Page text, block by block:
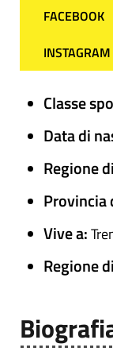
FACEBOOK
INSTAGRAM
Classe
Data di
Regione
Provincia
Vive a:
Regione